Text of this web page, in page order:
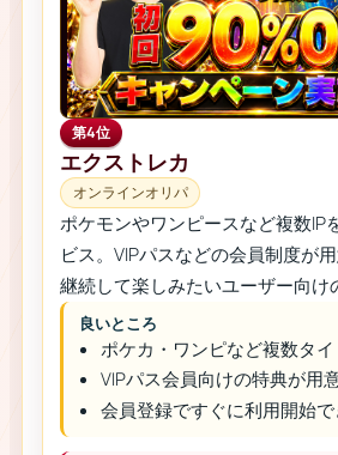
第4位
エクストレカ
オンラインオリパ
ポケモンやワンピースなど複数IP
ビス。VIPパスなどの会員制度が用
継続して楽しみたいユーザー向け
良いところ
ポケカ・ワンピなど複数タ
VIPパス会員向けの特典が用
会員登録ですぐに利用開始で